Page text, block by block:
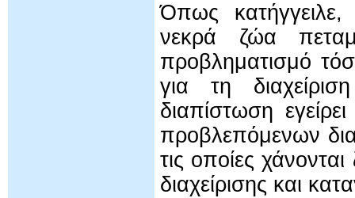
Όπως κατήγγειλε,
νεκρά ζώα
προβληματισμό
για τη
διαπίστωση
προβλεπόμενων
τις οποίες
διαχείρισης και